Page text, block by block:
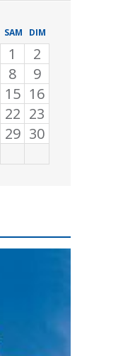
SAM DIM
1
2
8
9
15 16
22 23
29 30